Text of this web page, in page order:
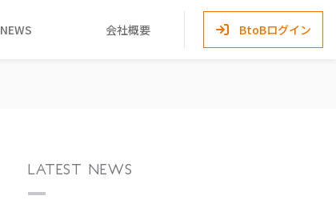
NEWS 会社概要 BtoBログイン
LATEST NEWS